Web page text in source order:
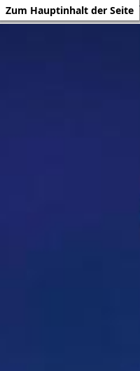
Zum Hauptinhalt der Seite